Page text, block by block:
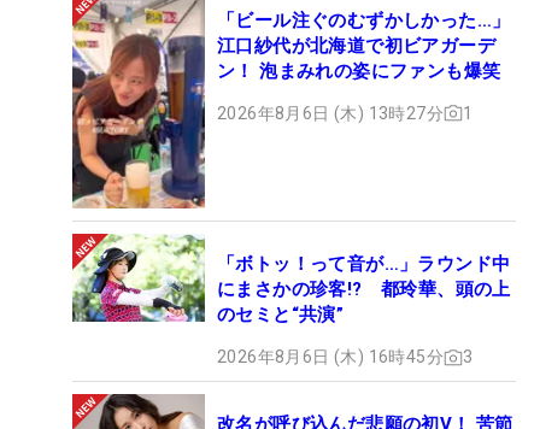
「ビール注ぐのむずかしかった…」
江口紗代が北海道で初ビアガーデ
ン！ 泡まみれの姿にファンも爆笑
2026年8月6日 (木) 13時27分 1
「ボトッ！って音が…」ラウンド中
にまさかの珍客!? 都玲華、頭の上
のセミと“共演”
2026年8月6日 (木) 16時45分 3
改名が呼び込んだ悲願の初V！ 苦節